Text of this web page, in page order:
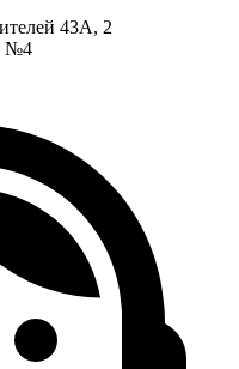
43А, 2
№4